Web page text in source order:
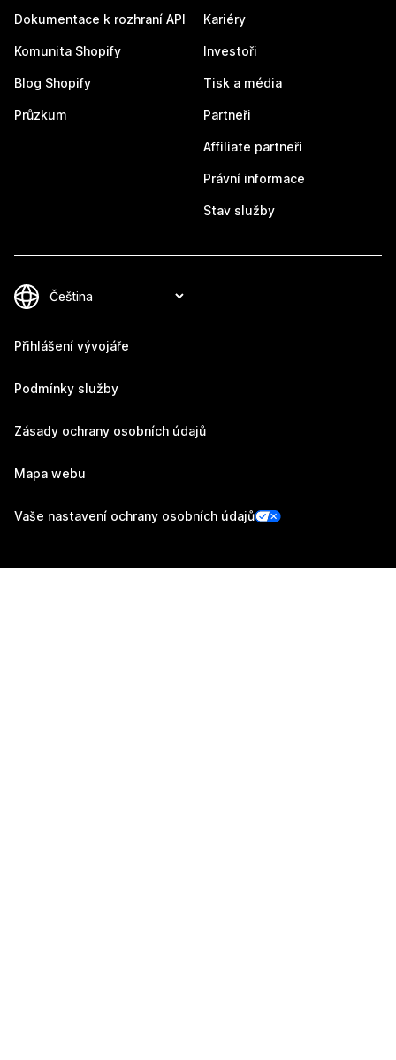
Dokumentace k rozhraní API
Komunita Shopify
Blog Shopify
Průzkum
Kariéry
Investoři
Tisk a média
Partneři
Affiliate partneři
Právní informace
Stav služby
Přihlášení vývojáře
Podmínky služby
Zásady ochrany osobních údajů
Mapa webu
Vaše nastavení ochrany osobních údajů